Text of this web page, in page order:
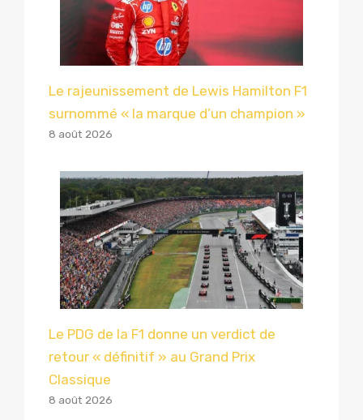
Le rajeunissement de Lewis Hamilton F1
surnommé « la marque d’un champion »
8 août 2026
Le PDG de la F1 donne un verdict de
retour « définitif » au Grand Prix
Classique
8 août 2026